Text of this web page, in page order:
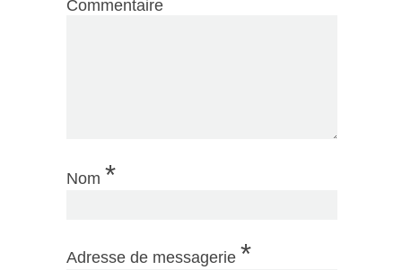
Commentaire
Nom *
Adresse de messagerie *